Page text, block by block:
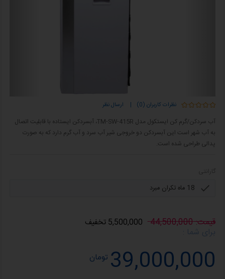
نظرات کاربران (0) | ارسال نظر
آب سردکن/گرم کن ایستکول مدل TM-SW-415R، آبسردکن ایستاده با قابلیت اتصال
به آب شهر است این آبسردکن دو خروجی شیر آب سرد و آب گرم دارد که به‌ صورت
پدالی طراحی شده است.
قیمت: 44,500,000 5,500,000 تخفیف
39,000,000 تومان